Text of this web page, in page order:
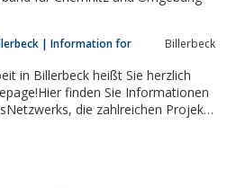
| Information for
Billerbeck
in Billerbeck heißt Sie herzlich
finden Sie Informationen
Projekte